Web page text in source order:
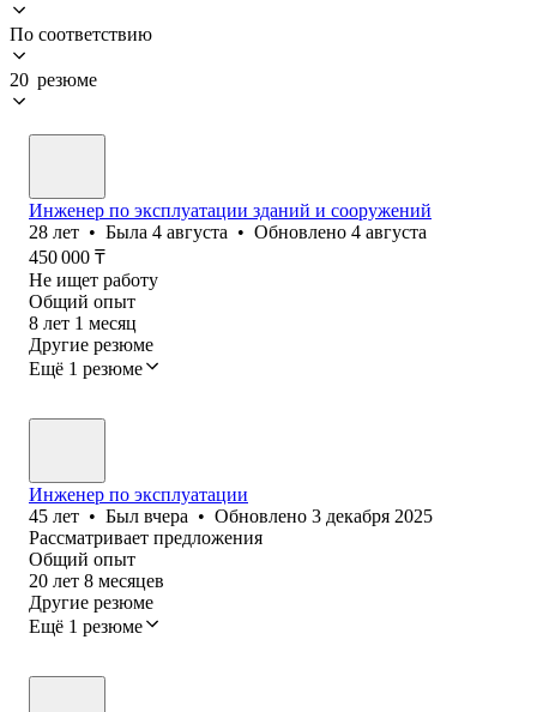
По соответствию
20 резюме
Инженер по эксплуатации зданий и сооружений
28 лет • Была 4 августа • Обновлено 4 августа
450 000 ₸
Не ищет работу
Общий опыт
8 лет 1 месяц
Другие резюме
Ещё 1 резюме
Инженер по эксплуатации
45 лет • Был вчера • Обновлено 3 декабря 2025
Рассматривает предложения
Общий опыт
20 лет 8 месяцев
Другие резюме
Ещё 1 резюме